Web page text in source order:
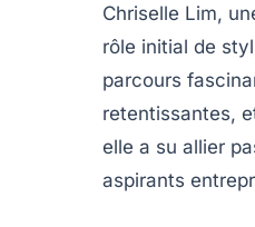
Chriselle Lim,
rôle initial de
parcours
retentissantes,
elle a su allier
aspirants